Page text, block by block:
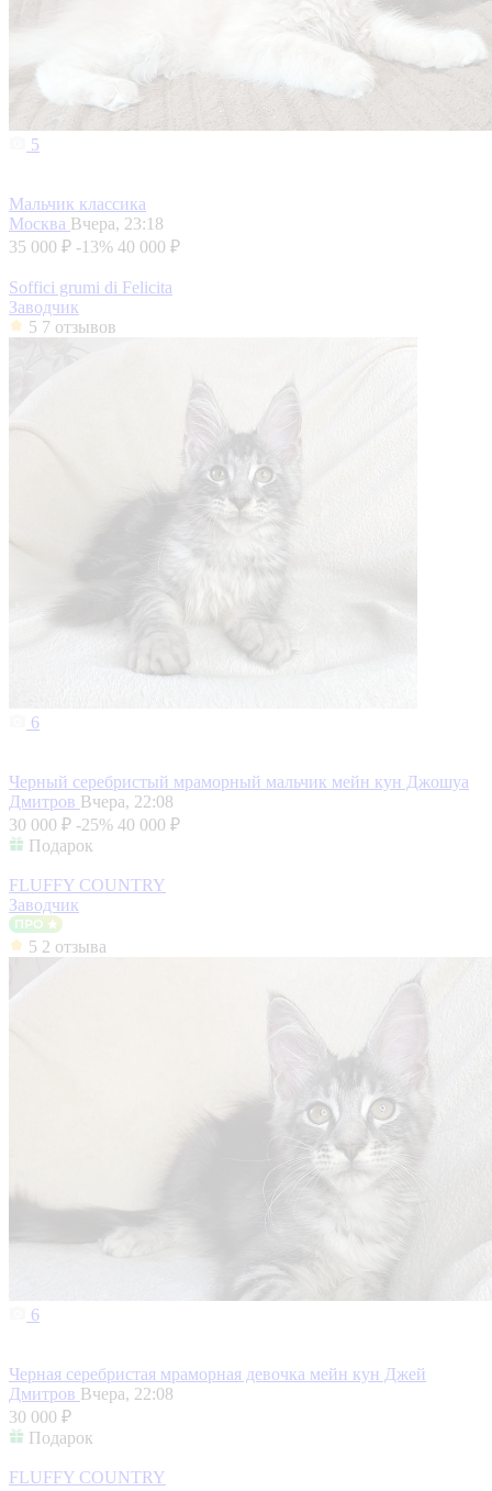
5
Мальчик классика
Москва Вчера, 23:18
35 000 ₽ -13% 40 000 ₽
Soffici grumi di Felicita
Заводчик
5 7 отзывов
6
Черный серебристый мраморный мальчик мейн кун Джошуа
Дмитров Вчера, 22:08
30 000 ₽ -25% 40 000 ₽
Подарок
FLUFFY COUNTRY
Заводчик
5 2 отзыва
6
Черная серебристая мраморная девочка мейн кун Джей
Дмитров Вчера, 22:08
30 000 ₽
Подарок
FLUFFY COUNTRY